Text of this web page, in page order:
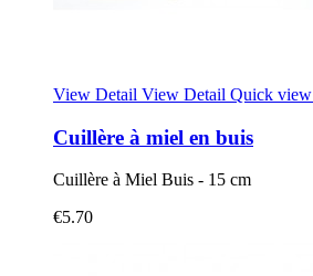
View Detail View Detail Quick view
Cuillère à miel en buis
Cuillère à Miel Buis - 15 cm
€5.70